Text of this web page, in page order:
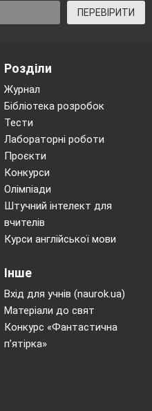
ПЕРЕВІРИТИ
Розділи
Журнал
Бібліотека розробок
Тести
Лабораторні роботи
Проєкти
Конкурси
Олімпіади
Штучний інтелект для
вчителів
Курси англійської мови
Інше
Вхід для учнів (naurok.ua)
Матеріали до свят
Конкурс «Фантастична
п’ятірка»